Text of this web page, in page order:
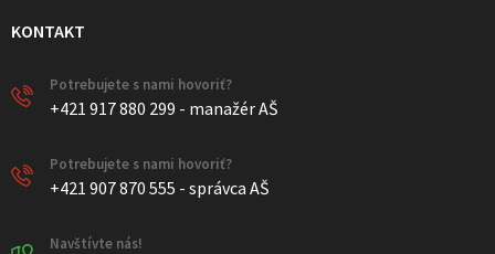
KONTAKT
Potrebujete s nami hovoriť?
+421 917 880 299 - manažér AŠ
Potrebujete s nami hovoriť?
+421 907 870 555 - správca AŠ
Navštívte nás!